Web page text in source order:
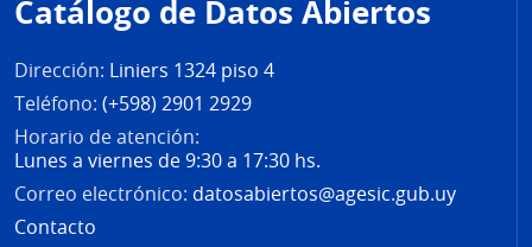
página
Catálogo de Datos Abiertos
Dirección: Liniers 1324 piso 4
Teléfono: (+598) 2901 2929
Horario de atención:
Lunes a viernes de 9:30 a 17:30 hs.
Correo electrónico: datosabiertos@agesic.gub.uy
Contacto